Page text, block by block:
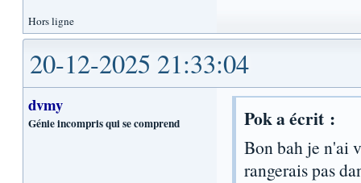
Hors ligne
20-12-2025 21:33:04
dvmy
Génie incompris qui se comprend Pok a écrit :
Bon bah je n'ai
rangerais pas